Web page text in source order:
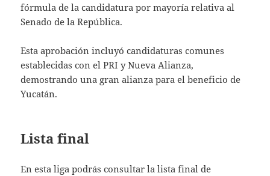
fórmula de la candidatura por mayoría relativa al
Senado de la República.
Esta aprobación incluyó candidaturas comunes
establecidas con el PRI y Nueva Alianza,
demostrando una gran alianza para el beneficio de
Yucatán.
Lista final
En esta liga podrás consultar la lista final de